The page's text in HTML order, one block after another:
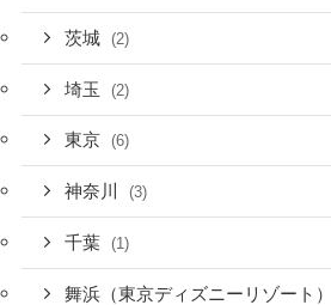
茨城 (2)
埼玉 (2)
東京 (6)
神奈川 (3)
千葉 (1)
舞浜（東京ディズニーリゾート）